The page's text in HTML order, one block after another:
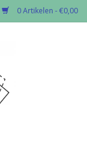
0 Artikelen - €0,00